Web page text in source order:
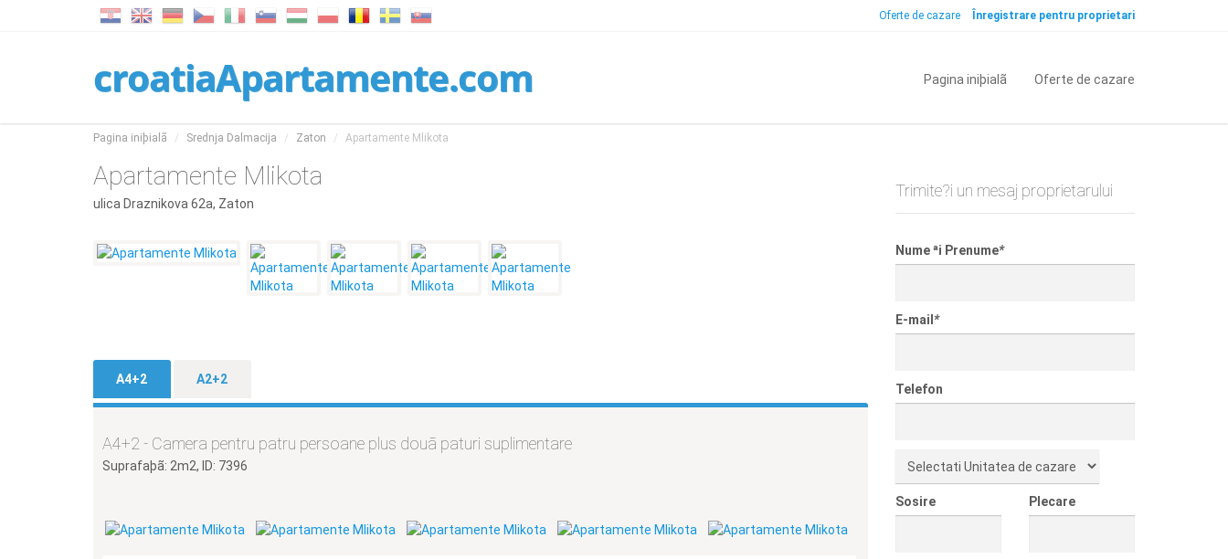
Oferte de cazare Înregistrare pentru proprietari
croatiaApartamente.com Pagina iniþialã Oferte de cazare
Pagina iniþialã Srednja Dalmacija Zaton Apartamente Mlikota
Apartamente Mlikota
ulica Draznikova 62a, Zaton
A4+2 A2+2
A4+2 - Camera pentru patru persoane plus douã paturi suplimentare
Suprafaþã: 2m2, ID: 7396
Trimite?i un mesaj proprietarului
Nume ªi Prenume*
E-mail *
Telefon
Sosire Plecare